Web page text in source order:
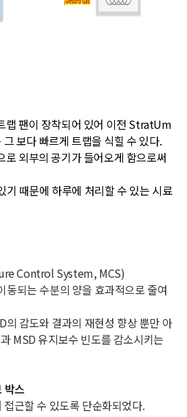
랩 팬이 장착되어 있어 이전 StratUm
보다 빠르게 트랩을 식힐 수 있다.
외부의 공기가 들어오게 함으로써
기 때문에 하루에 처리할 수 있는 시료
Control System, MCS)
동되는 수분의 양을 효과적으로 줄여
의 감도와 결과의 재현성 향상 뿐만 아
MSD 유지보수 빈도를 감소시키는
박스
근할 수 있도록 단순화되었다.